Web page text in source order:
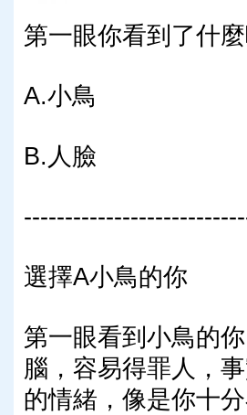
第一眼你看到了什
A.小鳥
B.人臉
選擇A小鳥的你
第一眼看到小鳥的
腦，容易得罪人，
的情緒，像是你十